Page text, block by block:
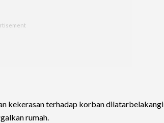
kekerasan terhadap korban dilatarbelakangi
rumah.